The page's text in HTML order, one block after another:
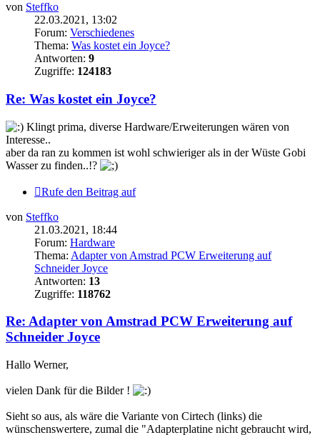
von Steffko
22.03.2021, 13:02
Forum: Verschiedenes
Thema: Was kostet ein Joyce?
Antworten: 9
Zugriffe: 124183
Re: Was kostet ein Joyce?
Klingt prima, diverse Hardware/Erweiterungen wären von
Interesse..
aber da ran zu kommen ist wohl schwieriger als in der Wüste Gobi
Wasser zu finden..!?
Rufe den Beitrag auf
von Steffko
21.03.2021, 18:44
Forum: Hardware
Thema: Adapter von Amstrad PCW Erweiterung auf
Schneider Joyce
Antworten: 13
Zugriffe: 118762
Re: Adapter von Amstrad PCW Erweiterung auf
Schneider Joyce
Hallo Werner,
vielen Dank für die Bilder !
Sieht so aus, als wäre die Variante von Cirtech (links) die
wünschenswertere, zumal die "Adapterplatine nicht gebraucht wird,